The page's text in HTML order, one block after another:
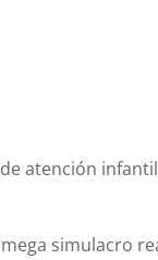
atención
simulacro